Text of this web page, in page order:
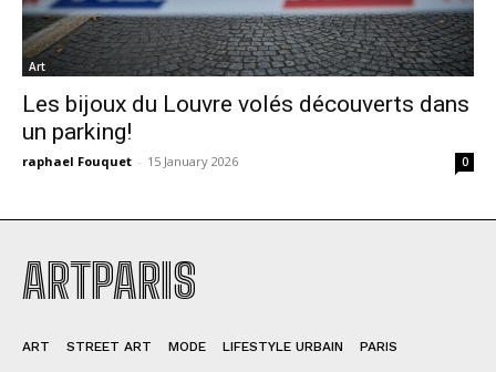
Art
Les bijoux du Louvre volés découverts dans
un parking!
raphael Fouquet - 15 January 2026 0
ARTPARIS
ART STREET ART MODE LIFESTYLE URBAIN PARIS